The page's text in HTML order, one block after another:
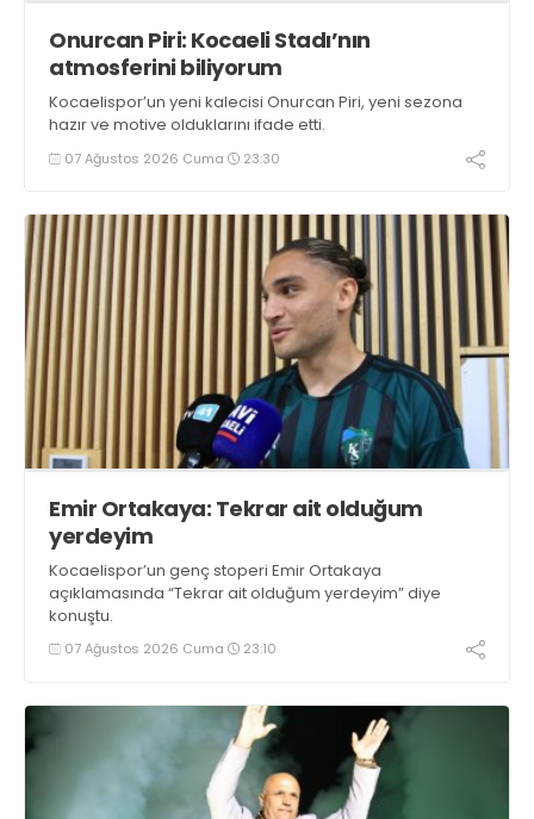
Onurcan Piri: Kocaeli Stadı’nın
atmosferini biliyorum
Kocaelispor’un yeni kalecisi Onurcan Piri, yeni sezona
hazır ve motive olduklarını ifade etti.
07 Ağustos 2026 Cuma 23:30
Emir Ortakaya: Tekrar ait olduğum
yerdeyim
Kocaelispor’un genç stoperi Emir Ortakaya
açıklamasında “Tekrar ait olduğum yerdeyim” diye
konuştu.
07 Ağustos 2026 Cuma 23:10